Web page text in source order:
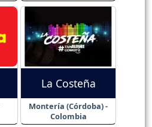
La Costeña
Montería (Córdoba) -
Colombia